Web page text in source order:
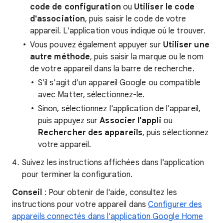
code de configuration ou Utiliser le code
d'association, puis saisir le code de votre
appareil. L'application vous indique où le trouver.
Vous pouvez également appuyer sur Utiliser une
autre méthode, puis saisir la marque ou le nom
de votre appareil dans la barre de recherche.
S'il s'agit d'un appareil Google ou compatible
avec Matter, sélectionnez-le.
Sinon, sélectionnez l'application de l'appareil,
puis appuyez surAssocier l'appli ou
Rechercher des appareils, puis sélectionnez
votre appareil.
Suivez les instructions affichées dans l'application
pour terminer la configuration.
Conseil : Pour obtenir de l'aide, consultez les
instructions pour votre appareil dansConfigurer des
appareils connectés dans l'application Google Home